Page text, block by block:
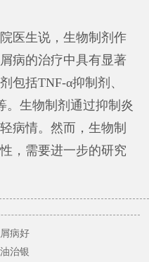
生说，生物制剂作
病的治疗中具有显著
包括TNF-α抑制剂、
。生物制剂通过抑制炎
病情。然而，生物制
，需要进一步的研究
病好
治银